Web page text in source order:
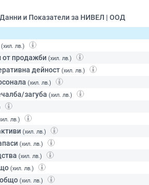
и Показатели за НИВЕЛ | ООД
(хил. лв.)
от продажби (хил. лв.)
дейност (хил. лв.)
(хил. лв.)
загуба (хил. лв.)
лв.)
(хил. лв.)
(хил. лв.)
(хил. лв.)
(хил. лв.)
(хил. лв.)